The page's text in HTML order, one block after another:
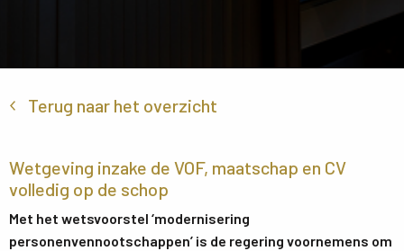
Terug naar het overzicht
Wetgeving inzake de VOF, maatschap en CV
volledig op de schop
Met het wetsvoorstel ‘modernisering
personenvennootschappen’ is de regering voornemens om